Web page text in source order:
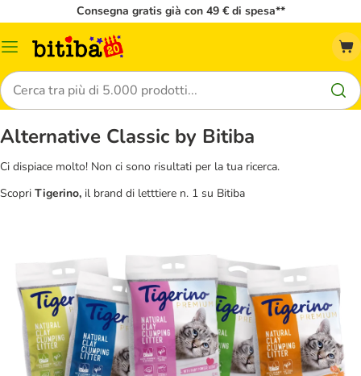
Consegna gratis già con 49 € di spesa**
Overview
Cerca
Alternative Classic by Bitiba
Ci dispiace molto! Non ci sono risultati per la tua ricerca.
Scopri Tigerino, il brand di letttiere n. 1 su Bitiba